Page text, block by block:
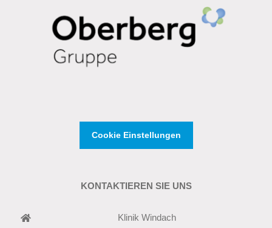
Cookie Einstellungen
KONTAKTIEREN SIE UNS
Klinik Windach